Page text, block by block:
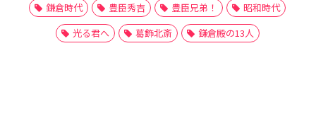
鎌倉時代
豊臣秀吉 豊臣兄弟！
昭和時代
光る君へ
葛飾北斎 鎌倉殿の13人